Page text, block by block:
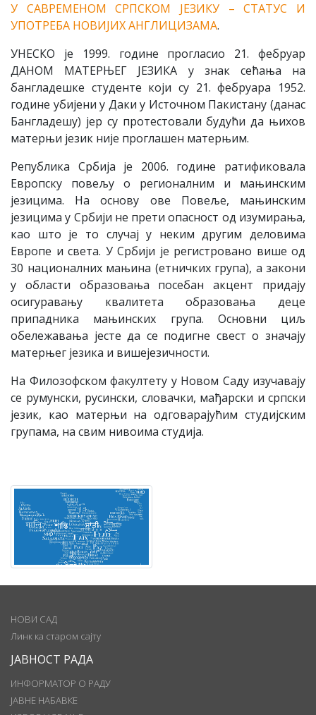
У САВРЕМЕНОМ СРПСКОМ ЈЕЗИКУ – СТАТУС И
УПОТРЕБА НОВИЈИХ АНГЛИЦИЗАМА.
УНЕСКО је 1999. године прогласио 21. фебруар
ДАНОМ МАТЕРЊЕГ ЈЕЗИКА у знак сећања на
бангладешке студенте који су 21. фебруара 1952.
године убијени у Даки у Источном Пакистану (данас
Бангладешу) јер су протестовали будући да њихов
матерњи језик није проглашен матерњим.
Република Србија је 2006. године ратификовала
Европску повељу о регионалним и мањинским
језицима. На основу ове Повеље, мањинским
језицима у Србији не прети опасност од изумирања,
као што је то случај у неким другим деловима
Европе и света. У Србији је регистровано више од
30 националних мањина (етничких група), а закони
у области образовања посебан акцент придају
осигуравању квалитета образовања деце
припадника мањинских група. Основни циљ
обележавања јесте да се подигне свест о значају
матерњег језика и вишејезичности.
На Филозофском факултету у Новом Саду изучавају
се румунски, русински, словачки, мађарски и српски
језик, као матерњи на одговарајућим студијским
групама, на свим нивоима студија.
НОВИ САД
Линк ка старом сајту
ЈАВНОСТ РАДА
ИНФОРМАТОР О РАДУ
ЈАВНЕ НАБАВКЕ